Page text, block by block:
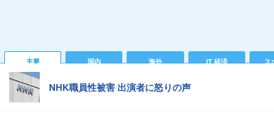
主要 国内 海外 IT 経済 ス
NHK職員性被害 出演者に怒りの声